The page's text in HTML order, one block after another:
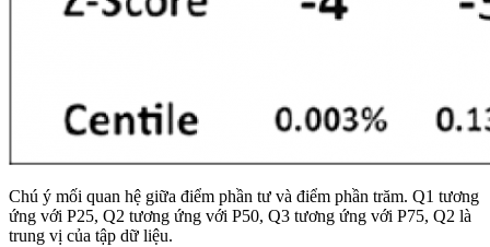
Chú ý mối quan hệ giữa điểm phần tư và điểm phần trăm. Q1 tương
ứng với P25, Q2 tương ứng với P50, Q3 tương ứng với P75, Q2 là
trung vị của tập dữ liệu.